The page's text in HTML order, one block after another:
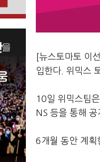
[뉴스토마토 이
입한다. 위믹스
10일 위믹스팀
NS 등을 통해
6개월 동안 계획